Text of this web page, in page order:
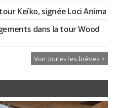
Keïko, signée Loci Anima
dans la tour Wood
Voir toutes les brèves >